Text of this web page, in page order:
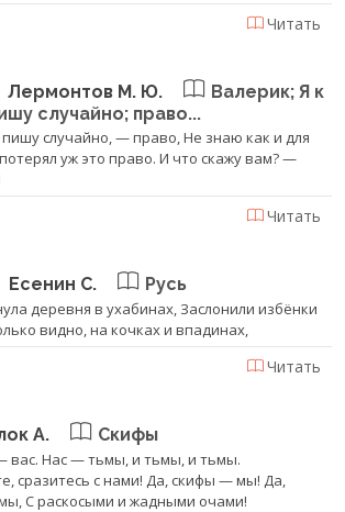
Читать
Лермонтов М. Ю.
Валерик; Я к
случайно; право...
пишу случайно, — право, Не знаю как и для
уж это право. И что скажу вам? —
Читать
Есенин С. Русь
деревня в ухабинах, Заслонили избёнки
видно, на кочках и впадинах,
Читать
А. Скифы
Нас — тьмы, и тьмы, и тьмы.
сразитесь с нами! Да, скифы — мы! Да,
С раскосыми и жадными очами!